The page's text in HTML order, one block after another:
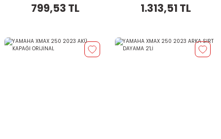
799,53 TL 1.313,51 TL